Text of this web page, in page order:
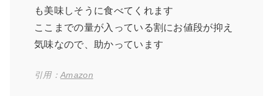
も美味しそうに食べてくれます
ここまでの量が入っている割にお値段が抑え
気味なので、助かっています
引用：Amazon